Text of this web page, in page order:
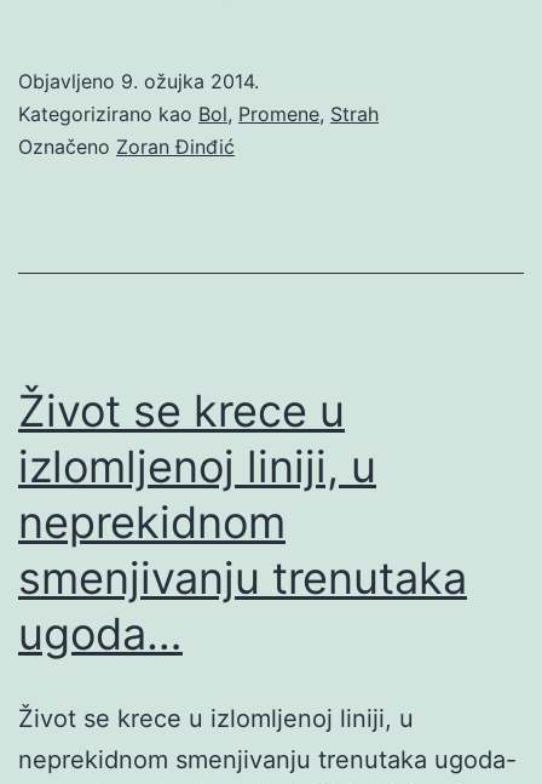
Objavljeno 9. ožujka 2014.
Kategorizirano kao Bol, Promene, Strah
Označeno Zoran Đinđić
Život se krece u
izlomljenoj liniji, u
neprekidnom
smenjivanju trenutaka
ugoda…
Život se krece u izlomljenoj liniji, u
neprekidnom smenjivanju trenutaka ugoda-